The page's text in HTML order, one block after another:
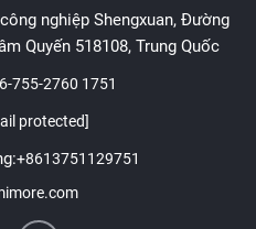
nghiệp Shengxuan, Đường
Quyến 518108, Trung Quốc
755-2760 1751
protected]
+8613751129751